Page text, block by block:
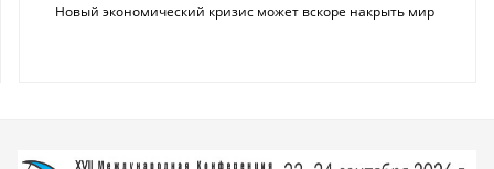
Новый экономический кризис может вскоре накрыть мир